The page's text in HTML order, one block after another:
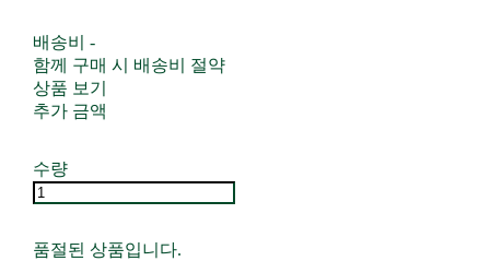
배송비 -
함께 구매 시 배송비 절약
상품 보기
추가 금액
수량
품절된 상품입니다.